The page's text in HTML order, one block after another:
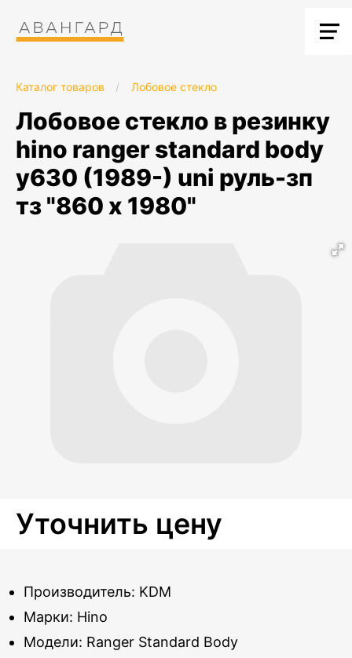
Каталог товаров / Лобовое стекло
лобовое стекло в резинку
hino ranger standard body
y630 (1989-) uni руль-зп
тз "860 х 1980"
Уточнить цену
Производитель: KDM
Марки: Hino
Модели: Ranger Standard Body